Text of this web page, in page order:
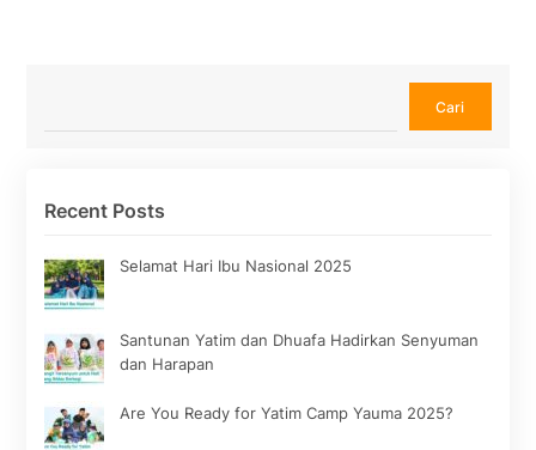
Cari
Recent Posts
Selamat Hari Ibu Nasional 2025
Santunan Yatim dan Dhuafa Hadirkan Senyuman
dan Harapan
Are You Ready for Yatim Camp Yauma 2025?